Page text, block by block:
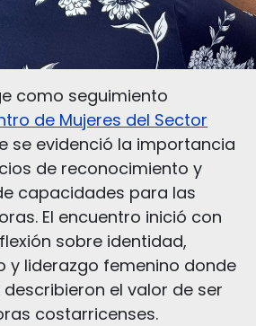
como seguimiento
de Mujeres del Sector
se evidenció la importancia
de reconocimiento y
capacidades para las
El encuentro inició con
sobre identidad,
y liderazgo femenino donde
el valor de ser
costarricenses.